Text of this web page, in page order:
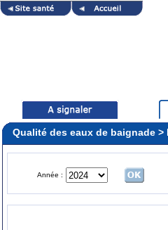
Qualité des eaux de baignade >
Année :